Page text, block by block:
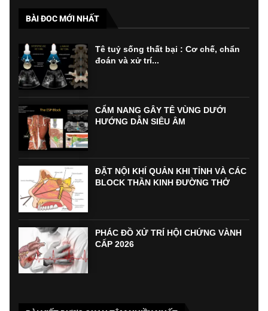
BÀI ĐOC MỚI NHẤT
Tê tuỷ sống thất bại : Cơ chế, chẩn
đoán và xử trí...
CẨM NANG GÂY TÊ VÙNG DƯỚI
HƯỚNG DẪN SIÊU ÂM
ĐẶT NỘI KHÍ QUẢN KHI TỈNH VÀ CÁC
BLOCK THẦN KINH ĐƯỜNG THỞ
PHÁC ĐỒ XỬ TRÍ HỘI CHỨNG VÀNH
CẤP 2026